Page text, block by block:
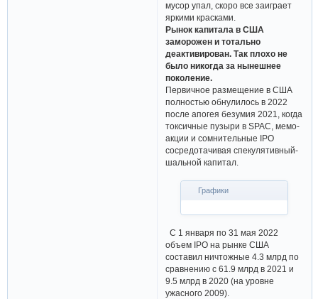
мусор упал, скоро все заиграет
яркими красками.
Рынок капитала в США
заморожен и тотально
деактивирован. Так плохо не
было никогда за нынешнее
поколение.
Первичное размещение в США
полностью обнулилось в 2022
после апогея безумия 2021, когда
токсичные пузыри в SPAC, мемо-
акции и сомнительные IPO
сосредотачивая спекулятивный-
шальной капитал.
Графики
С 1 января по 31 мая 2022
объем IPO на рынке США
составил ничтожные 4.3 млрд по
сравнению с 61.9 млрд в 2021 и
9.5 млрд в 2020 (на уровне
ужасного 2009).